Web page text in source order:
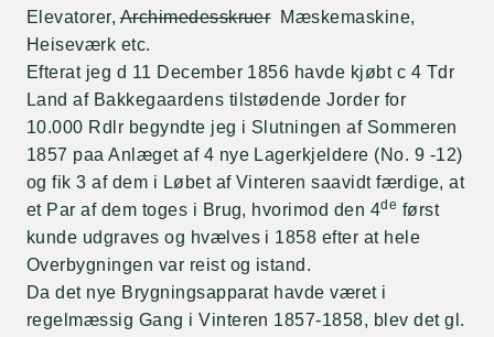
Elevatorer,ArchimedesskruerMæskemaskine,
Heiseværk etc.
Efterat jeg d 11 December 1856 havde kjøbt c 4 Tdr
Land af Bakkegaardens tilstødende Jorder for
10.000 Rdlr begyndte jeg i Slutningen af Sommeren
1857 paa Anlæget af 4 nye Lagerkjeldere (No. 9 -12)
og fik 3 af dem i Løbet af Vinteren saavidt færdige, at
et Par af dem toges i Brug, hvorimod den 4de først
kunde udgraves og hvælves i 1858 efter at hele
Overbygningen var reist og istand.
Da det nye Brygningsapparat havde været i
regelmæssig Gang i Vinteren 1857-1858, blev det gl.